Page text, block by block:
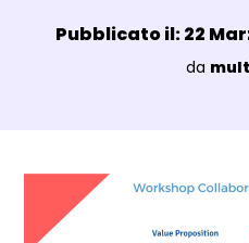
Data e ora:
Pubblicato il: 22
Luogo:
da
Dettagli Post